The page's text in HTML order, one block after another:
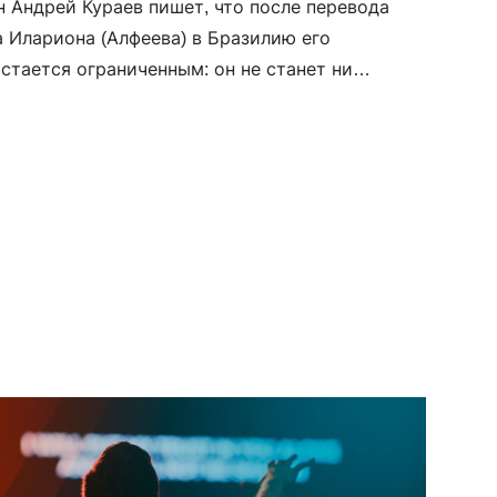
Андрей Кураев пишет, что после перевода
Илариона (Алфеева) в Бразилию его
ограниченным: он не станет ни
в указанной местности. По сведениям
там является протоиерей Олег
кругами в Одессе, а позже